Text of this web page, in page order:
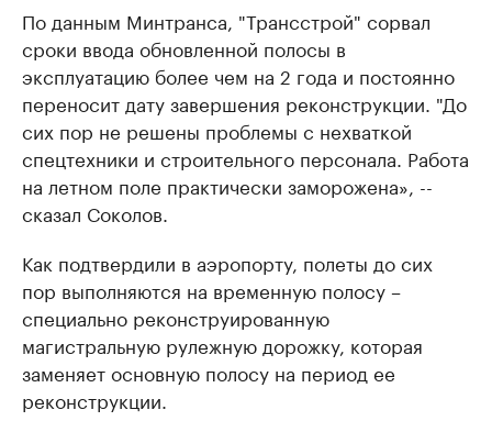
По данным Минтранса, "Трансстрой" сорвал
сроки ввода обновленной полосы в
эксплуатацию более чем на 2 года и постоянно
переносит дату завершения реконструкции. "До
сих пор не решены проблемы с нехваткой
спецтехники и строительного персонала. Работа
на летном поле практически заморожена», --
сказал Соколов.
Как подтвердили в аэропорту, полеты до сих
пор выполняются на временную полосу –
специально реконструированную
магистральную рулежную дорожку, которая
заменяет основную полосу на период ее
реконструкции.